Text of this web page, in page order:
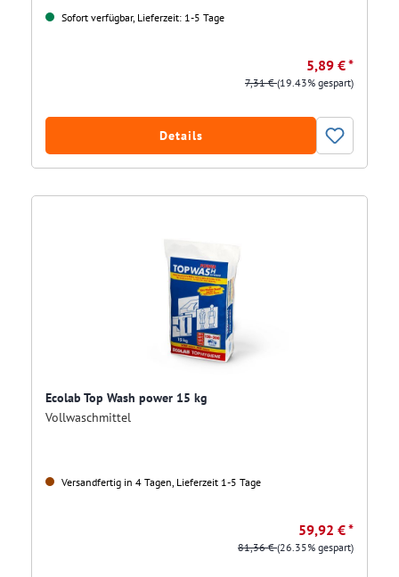
Sofort verfügbar, Lieferzeit: 1-5 Tage
5,89 € *
7,31 €(19.43% gespart)
Details
Ecolab Top Wash power 15 kg
Vollwaschmittel
Versandfertig in 4 Tagen, Lieferzeit 1-5 Tage
59,92 € *
81,36 €(26.35% gespart)